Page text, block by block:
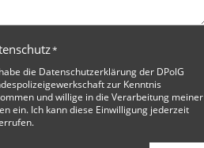
*
die Datenschutzerklärung der DPolG
zur Kenntnis
und willige in die Verarbeitung meiner
ein. Ich kann diese Einwilligung jederzeit